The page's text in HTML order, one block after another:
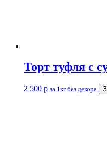
Торт туфля с
2 500 р за 1кг без декора